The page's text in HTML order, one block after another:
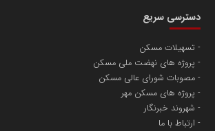
دسترسی سریع
تسهیلات مسکن
پروژه های نهضت ملی مسکن
مصوبات شورای عالی مسکن
پروژه های مسکن مهر
شهروند خبرنگار
ارتباط با ما